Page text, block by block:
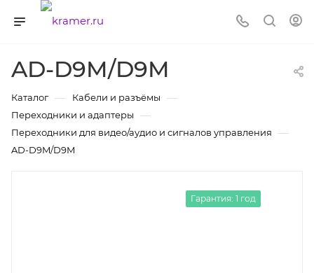
AD-D9M/D9M
Каталог — Кабели и разъёмы —
Переходники и адаптеры —
Переходники для видео/аудио и сигналов управления —
AD-D9M/D9M
Гарантия: 1 год